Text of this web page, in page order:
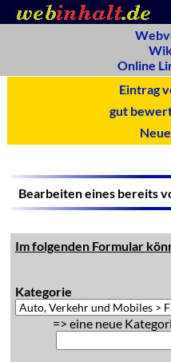
Online
Eintrag
gut
Bearbeiten eines bereits
Im folgenden Formular
Kategorie
=> eine neue